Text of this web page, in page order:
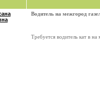
Водитель на межгород
Требуется водитель кат в